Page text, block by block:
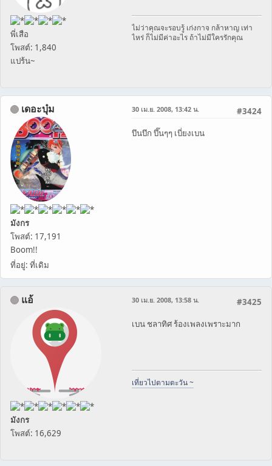
พี่เสือ
โพสต์: 1,840
แปร้น~
ไม่ว่าคุณจะรอบรู้ เก่งกาจ กล้าหาญ เท่า
ไหร่ ก็ไม่มีค่าอะไร ถ้าไม่มีใครรักคุณ
เดอะบุ๋ม
มังกร
โพสต์: 17,191
Boom!!
ที่อยู่: ที่เดิม
#3424
30 เม.ย. 2008, 13:42 น.
บึนบึก บึ๊นๆๆ เบี่ยงเบน
แอ้
มังกร
โพสต์: 16,629
#3425
30 เม.ย. 2008, 13:58 น.
เบน ชลาทิศ ร้องเพลงเพราะมาก
เที่ยวไปตามตะวัน ~